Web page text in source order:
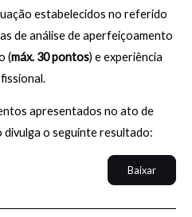
estabelecidos no referido
de análise de aperfeiçoamento
(máx. 30 pontos) e experiência
apresentados no ato de
divulga o seguinte resultado:
Baixar